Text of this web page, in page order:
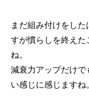
まだ組み付けをし
すが慣らしを終え
ね。
減衰力アップだけで
い感じに感じますね。